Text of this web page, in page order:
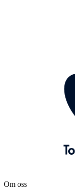
Om oss